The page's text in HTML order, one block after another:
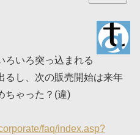
ろいろ突っ込まれる
るし、次の販売開始は来年
ちゃった？(違)
faq/index.asp?